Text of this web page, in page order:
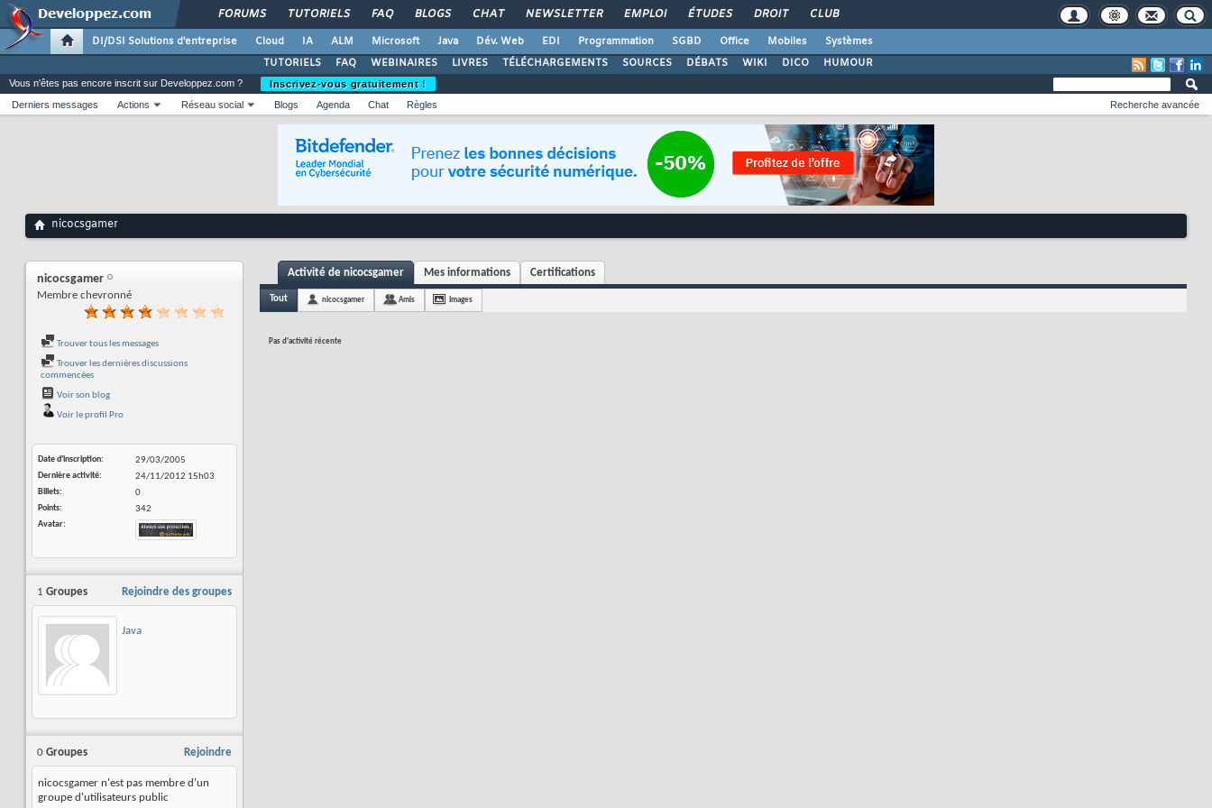
FORUMS TUTORIELS FAQ BLOGS CHAT NEWSLETTER EMPLOI ÉTUDES DROIT CLUB
DI/DSI Solutions d'entreprise Cloud IA ALM Microsoft Java Dév. Web EDI Programmation SGBD Office Mobiles
Systèmes
TUTORIELS
FAQ WEBINAIRES LIVRES TÉLÉCHARGEMENTS SOURCES DÉBATS WIKI DICO HUMOUR
Vous n'êtes pas encore inscrit sur Developpez.com ?
Inscrivez-vous gratuitement !
Derniers messages
Actions Réseau social Blogs Agenda Chat Règles Recherche avancée
nicocsgamer
nicocsgamer
Membre chevronné
Trouver tous les messages
Trouver les dernières discussions
commencées
Voir son blog
Voir le profil Pro
Date d'inscription
29/03/2005
Dernière activité
24/11/2012 15h03
Billets
0
Points
342
Avatar
Rejoindre des groupes
1 Groupes
Java
Rejoindre
0 Groupes
nicocsgamer n'est pas membre d'un
groupe d'utilisateurs public
Activité de nicocsgamer Mes informations Certifications
Tout nicocsgamer Amis Images
Pas d'activité récente